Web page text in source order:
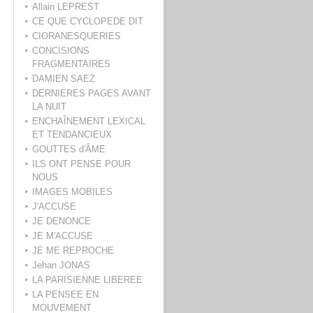
Allain LEPREST
CE QUE CYCLOPEDE DIT
CIORANESQUERIES
CONCISIONS
FRAGMENTAIRES
DAMIEN SAEZ
DERNIERES PAGES AVANT
LA NUIT
ENCHAÎNEMENT LEXICAL
ET TENDANCIEUX
GOUTTES d'ÂME
ILS ONT PENSE POUR
NOUS
IMAGES MOBILES
J'ACCUSE
JE DENONCE
JE M'ACCUSE
JE ME REPROCHE
Jehan JONAS
LA PARISIENNE LIBEREE
LA PENSEE EN
MOUVEMENT